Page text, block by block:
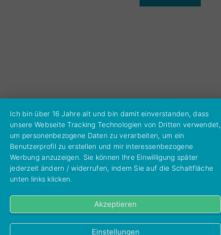
Ich bin über 16 Jahre alt und bin damit einverstanden, dass
unsere Webseite Tracking Technologien von Dritten verwendet,
um personenbezogene Daten zu verarbeiten, um ein
Benutzerprofil zu erstellen und mir interessenbezogene
Werbung anzuzeigen. Sie können Ihre Einwilligung später
jederzeit ändern / widerrufen, indem Sie auf die Schaltfläche
unten links klicken.
Akzeptieren
Einstellungen